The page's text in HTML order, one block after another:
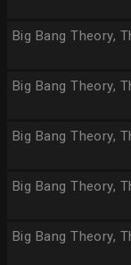
Big Bang Theory,
Big Bang Theory,
Big Bang Theory,
Big Bang Theory,
Big Bang Theory,